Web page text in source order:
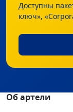
Доступны
ключ»,
Об артели